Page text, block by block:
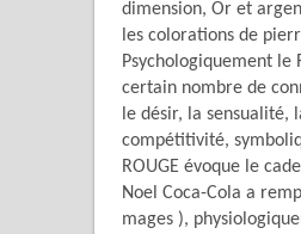
dimension, Or et
les colorations de
Psychologiquement le
certain nombre de
le désir, la sensualité,
compétitivité,
ROUGE évoque le
Noel Coca-Cola a
mages ),